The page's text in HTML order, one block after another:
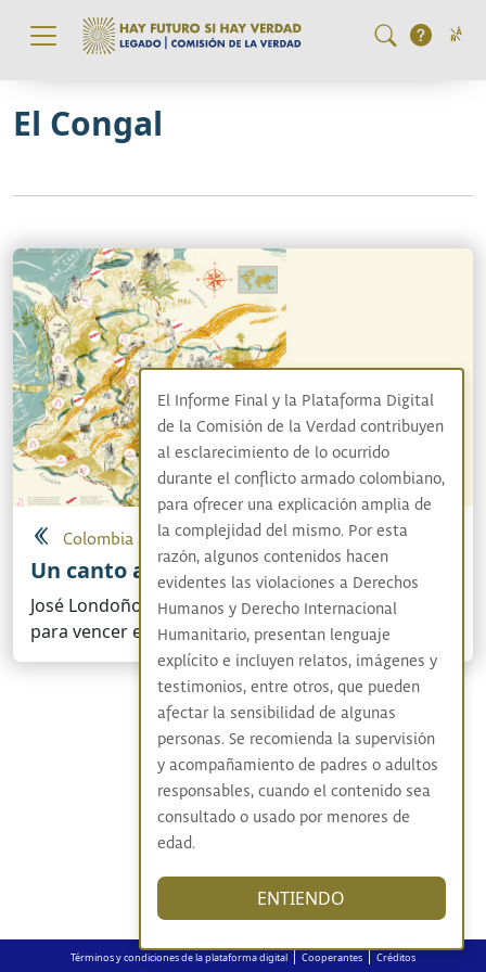
Pasar al contenido principal
El Congal
Colombia adentro
Un canto a la tragedia de El Congal
José Londoño convirtió en canción su experiencia
para vencer el miedo
Términos y condiciones de la plataforma digital|Cooperantes|Créditos
El Informe Final y la Plataforma Digital
de la Comisión de la Verdad contribuyen
al esclarecimiento de lo ocurrido
durante el conflicto armado colombiano,
para ofrecer una explicación amplia de
la complejidad del mismo. Por esta
razón, algunos contenidos hacen
evidentes las violaciones a Derechos
Humanos y Derecho Internacional
Humanitario, presentan lenguaje
explícito e incluyen relatos, imágenes y
testimonios, entre otros, que pueden
afectar la sensibilidad de algunas
personas. Se recomienda la supervisión
y acompañamiento de padres o adultos
responsables, cuando el contenido sea
consultado o usado por menores de
edad.
ENTIENDO